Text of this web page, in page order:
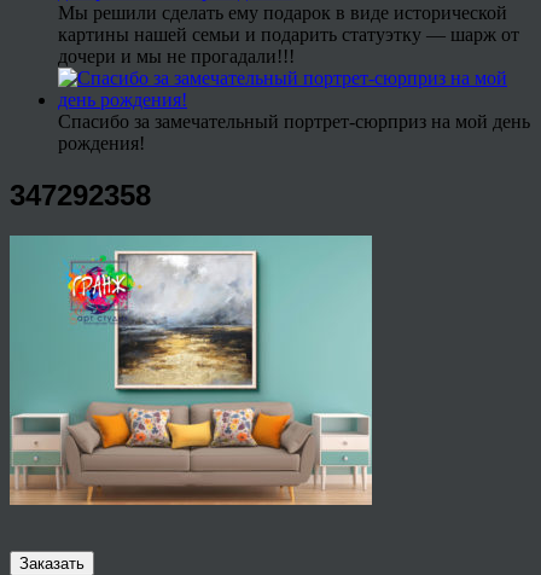
Мы решили сделать ему подарок в виде исторической
картины нашей семьи и подарить статуэтку — шарж от
дочери и мы не прогадали!!!
Спасибо за замечательный портрет-сюрприз на мой день
рождения!
347292358
Заказать